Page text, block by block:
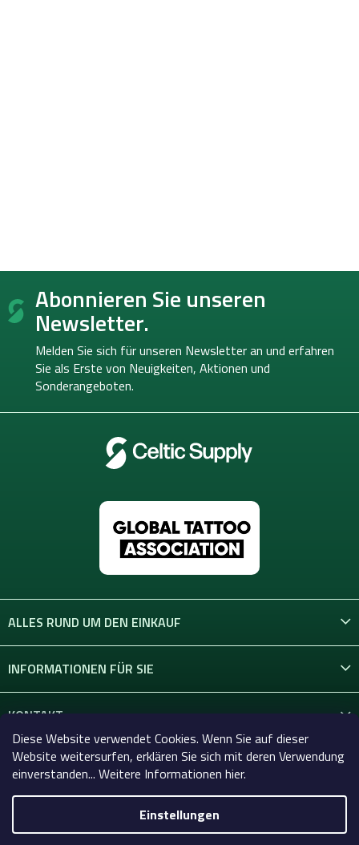
Diese Website verwendet Cookies. Wenn Sie auf dieser
Website weitersurfen, erklären Sie sich mit deren Verwendung
einverstanden... Weitere Informationen hier.
Einstellungen
F
ß Abonnieren Sie unseren
Newsletter.
Melden Sie sich für unseren Newsletter an und erfahren
Sie als Erste von Neuigkeiten, Aktionen und
Sonderangeboten.
ALLES RUND UM DEN EINKAUF
INFORMATIONEN FÜR SIE
KONTAKT
Copyright 2026Celtic-Supply.de | Alles für Tattoo und